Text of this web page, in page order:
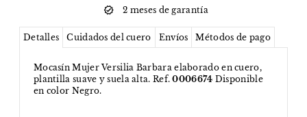
2 meses de garantía
Detalles Cuidados del cuero Envíos Métodos de pago
Mocasín Mujer Versilia Barbara elaborado en cuero,
plantilla suave y suela alta. Ref.0006674 Disponible
en color Negro.